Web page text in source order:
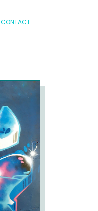
CONTACT